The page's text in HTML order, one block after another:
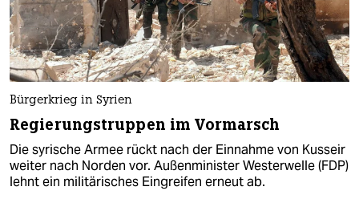
Bürgerkrieg in Syrien
Regierungstruppen im Vormarsch
Die syrische Armee rückt nach der Einnahme von Kusseir
weiter nach Norden vor. Außenminister Westerwelle (FDP)
lehnt ein militärisches Eingreifen erneut ab.